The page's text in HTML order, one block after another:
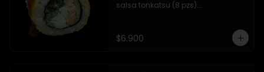
salsa tonkatsu (8 pzs).
$6.900